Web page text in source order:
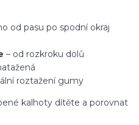
od pasu po spodní okraj
– od rozkroku dolů
roztažení gumy
kalhoty dítěte a porovnat